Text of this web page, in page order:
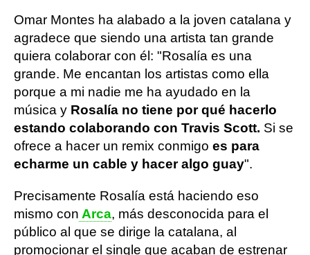
Omar Montes ha alabado a la joven catalana y
agradece que siendo una artista tan grande
quiera colaborar con él: "Rosalía es una
grande. Me encantan los artistas como ella
porque a mi nadie me ha ayudado en la
música y Rosalía no tiene por qué hacerlo
estando colaborando con Travis Scott. Si se
ofrece a hacer un remix conmigo es para
echarme un cable y hacer algo guay".
Precisamente Rosalía está haciendo eso
mismo con Arca, más desconocida para el
público al que se dirige la catalana, al
promocionar el single que acaban de estrenar